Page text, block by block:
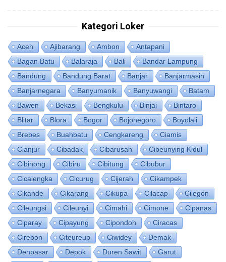
Kategori Loker
Aceh Ajibarang Ambon
Antapani
Bagan Batu
Balaraja Bali
Bandar Lampung
Bandung
Bandung Barat Banjar
Banjarmasin
Banjarnegara
Banyumanik Banyuwangi
Batam
Bawen
Bekasi Bengkulu Binjai
Bintaro
Blitar
Blora Bogor Bojonegoro
Boyolali
Brebes
Buahbatu Cengkareng
Ciamis
Cianjur
Cibadak Cibarusah
Cibeunying Kidul
Cibinong
Cibiru Cibitung
Cibubur
Cicalengka
Cicurug Cijerah
Cikampek
Cikande
Cikarang Cikupa Cilacap
Cilegon
Cileungsi
Cileunyi Cimahi Cimone
Cipanas
Ciparay
Cipayung Cipondoh
Ciracas
Cirebon
Citeureup Ciwidey
Demak
Denpasar
Depok Duren Sawit
Garut